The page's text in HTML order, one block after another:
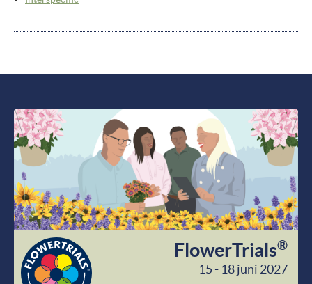
FlowerTrials®
15 - 18 juni 2027